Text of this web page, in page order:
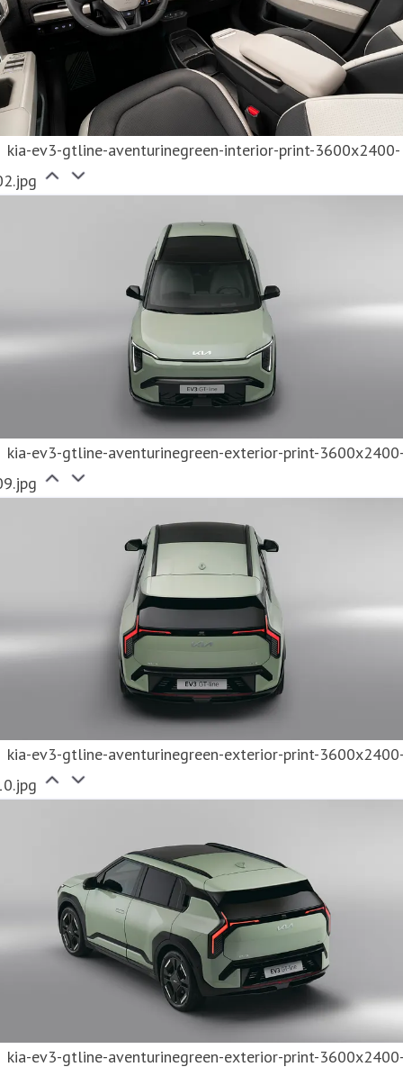
kia-ev3-gtline-aventurinegreen-interior-print-3600x2400-
kia-ev3-gtline-aventurinegreen-exterior-print-
kia-ev3-gtline-aventurinegreen-exterior-print-
kia-ev3-gtline-aventurinegreen-exterior-print-